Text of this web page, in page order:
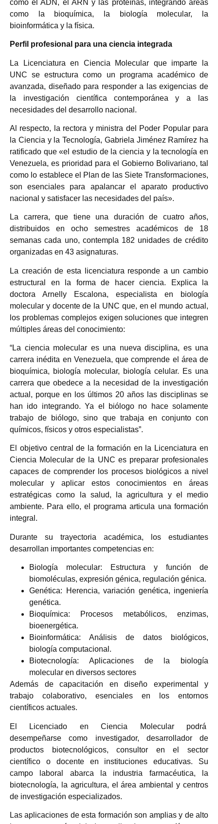
como el ADN, el ARN y las proteínas, integrando áreas
como la bioquímica, la biología molecular, la
bioinformática y la física.
Perfil profesional para una ciencia integrada
La Licenciatura en Ciencia Molecular que imparte la
UNC se estructura como un programa académico de
avanzada, diseñado para responder a las exigencias de
la investigación científica contemporánea y a las
necesidades del desarrollo nacional.
Al respecto, la rectora y ministra del Poder Popular para
la Ciencia y la Tecnología, Gabriela Jiménez Ramírez ha
ratificado que «el estudio de la ciencia y la tecnología en
Venezuela, es prioridad para el Gobierno Bolivariano, tal
como lo establece el Plan de las Siete Transformaciones,
son esenciales para apalancar el aparato productivo
nacional y satisfacer las necesidades del país».
La carrera, que tiene una duración de cuatro años,
distribuidos en ocho semestres académicos de 18
semanas cada uno, contempla 182 unidades de crédito
organizadas en 43 asignaturas.
La creación de esta licenciatura responde a un cambio
estructural en la forma de hacer ciencia. Explica la
doctora Arnelly Escalona, especialista en biología
molecular y docente de la UNC que, en el mundo actual,
los problemas complejos exigen soluciones que integren
múltiples áreas del conocimiento:
“La ciencia molecular es una nueva disciplina, es una
carrera inédita en Venezuela, que comprende el área de
bioquímica, biología molecular, biología celular. Es una
carrera que obedece a la necesidad de la investigación
actual, porque en los últimos 20 años las disciplinas se
han ido integrando. Ya el biólogo no hace solamente
trabajo de biólogo, sino que trabaja en conjunto con
químicos, físicos y otros especialistas”.
El objetivo central de la formación en la Licenciatura en
Ciencia Molecular de la UNC es preparar profesionales
capaces de comprender los procesos biológicos a nivel
molecular y aplicar estos conocimientos en áreas
estratégicas como la salud, la agricultura y el medio
ambiente. Para ello, el programa articula una formación
integral.
Durante su trayectoria académica, los estudiantes
desarrollan importantes competencias en:
Biología molecular: Estructura y función de
biomoléculas, expresión génica, regulación génica.
Genética: Herencia, variación genética, ingeniería
genética.
Bioquímica: Procesos metabólicos, enzimas,
bioenergética.
Bioinformática: Análisis de datos biológicos,
biología computacional.
Biotecnología: Aplicaciones de la biología
molecular en diversos sectores
Además de capacitación en diseño experimental y
trabajo colaborativo, esenciales en los entornos
científicos actuales.
El Licenciado en Ciencia Molecular podrá
desempeñarse como investigador, desarrollador de
productos biotecnológicos, consultor en el sector
científico o docente en instituciones educativas. Su
campo laboral abarca la industria farmacéutica, la
biotecnología, la agricultura, el área ambiental y centros
de investigación especializados.
Las aplicaciones de esta formación son amplias y de alto